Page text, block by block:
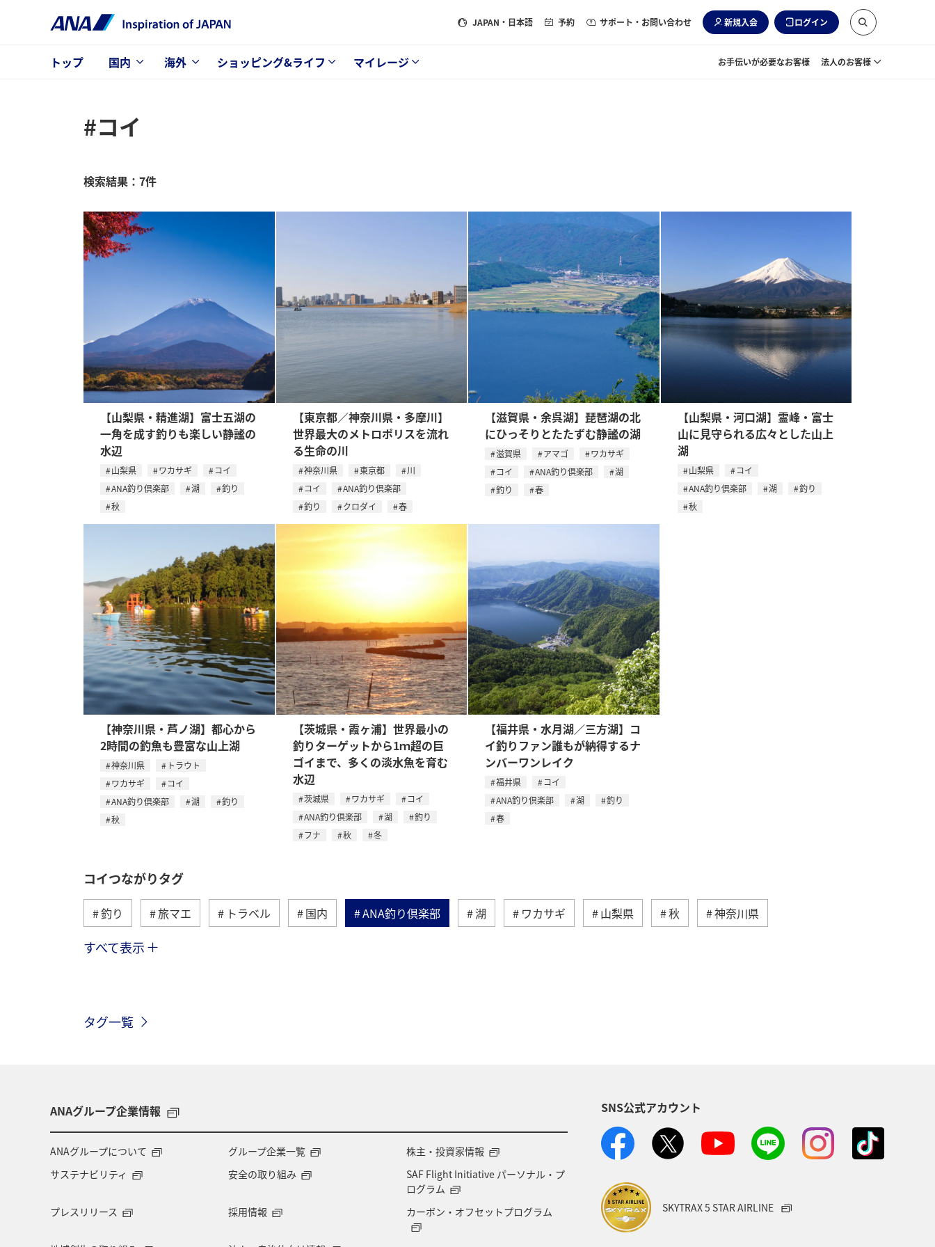
JAPAN ・日本語 予約 サポート・お問い合わせ 新規入会 ログイン
トップ 国内 海外 ショッピング&ライフ マイレージ お手伝いが必要なお客様 法人のお客様
#コイ
検索結果：7件
【山梨県・精進湖】富士五湖の
一角を成す釣りも楽しい静謐の
水辺
山梨県 ワカサギ
コイ
ANA釣り倶楽部
湖
釣り
秋
【東京都／神奈川県・多摩川】
世界最大のメトロポリスを流れ
る生命の川
神奈川県 東京都
川
コイ
ANA釣り倶楽部
釣り
クロダイ 春
【滋賀県・余呉湖】琵琶湖の北
にひっそりとたたずむ静謐の湖
滋賀県 アマゴ
ワカサギ
コイ
ANA釣り倶楽部
湖
釣り
春
【山梨県・河口湖】霊峰・富士
山に見守られる広々とした山上
湖
山梨県
コイ
ANA釣り倶楽部
湖
釣り
秋
【神奈川県・芦ノ湖】都心から
2時間の釣魚も豊富な山上湖
神奈川県
トラウト
ワカサギ
コイ
ANA釣り倶楽部
湖
釣り
秋
【茨城県・霞ヶ浦】世界最小の
釣りターゲットから1ｍ超の巨
ゴイまで、多くの淡水魚を育む
水辺
茨城県 ワカサギ
コイ
ANA釣り倶楽部
湖
釣り
フナ
秋 冬
【福井県・水月湖／三方湖】コ
イ釣りファン誰もが納得するナ
ンバーワンレイク
福井県
コイ
ANA釣り倶楽部
湖
釣り
春
コイつながりタグ
釣り 旅マエ トラベル 国内 ANA釣り倶楽部 湖 ワカサギ 山梨県 秋 神奈川県
春 東京都
すべて表示
タグ一覧
ANAグループ企業情報
ANAグループについて グループ企業一覧
株主・投資家情報
サステナビリティ
安全の取り組み
SAF Flight Initiative パーソナル・プ
ログラム
プレスリリース
採用情報 カーボン・オフセットプログラム
SNS公式アカウント
SKYTRAX 5 STAR AIRLINE